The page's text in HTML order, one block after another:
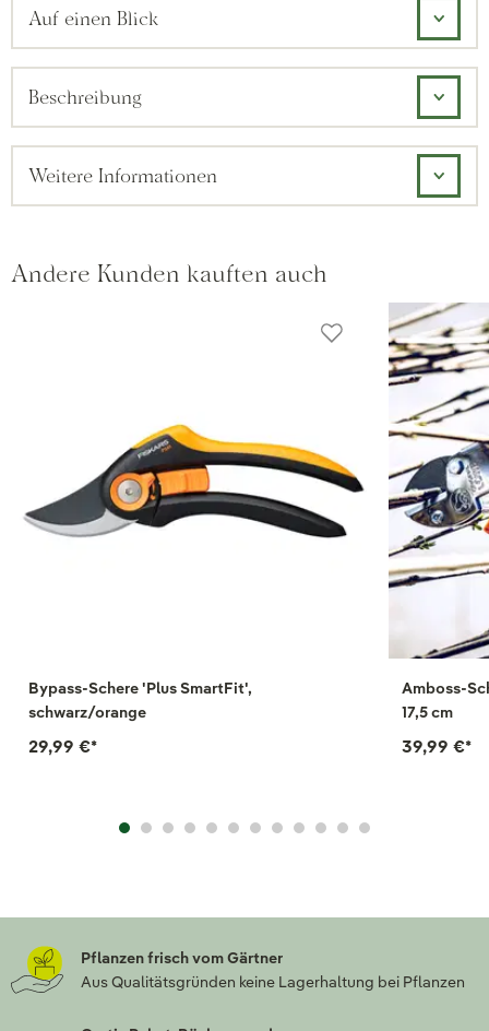
Auf einen Blick
Beschreibung
Weitere Informationen
Andere Kunden kauften auch
Bypass-Schere 'Plus SmartFit',
schwarz/orange
29,99 €*
Amboss-
17,5 cm
39,99 €*
Pflanzen frisch vom Gärtner
Aus Qualitätsgründen keine Lagerhaltung bei Pflanzen